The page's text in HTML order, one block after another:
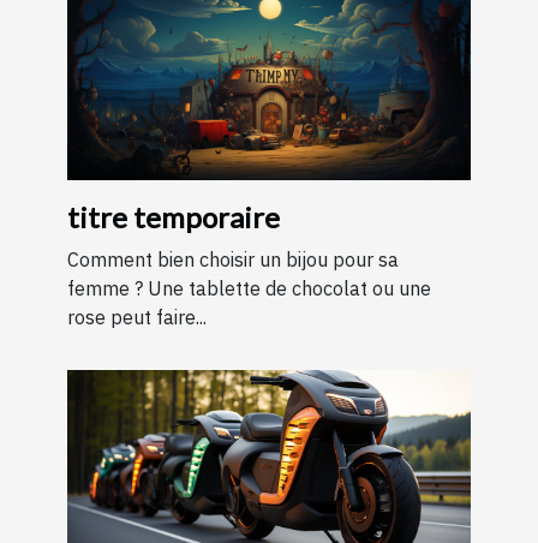
titre temporaire
Comment bien choisir un bijou pour sa
femme ? Une tablette de chocolat ou une
rose peut faire...